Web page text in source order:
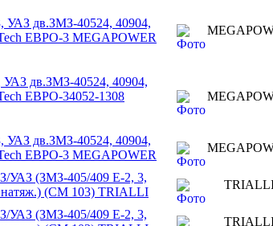
УАЗ дв.ЗМЗ-40524, 40904,
ЕВРО-3 MEGAPOWER
УАЗ дв.ЗМЗ-40524, 40904,
ЕВРО-34052-1308
УАЗ дв.ЗМЗ-40524, 40904,
ЕВРО-3 MEGAPOWER
УАЗ (ЗМЗ-405/409 Е-2, 3,
(CM 103) TRIALLI
УАЗ (ЗМЗ-405/409 Е-2, 3,